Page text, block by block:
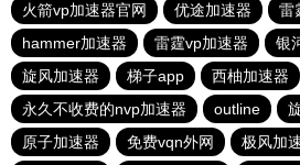
火箭vp加速器官网
优途加速器 雷
hammer加速器
雷霆vp加速器
银
旋风加速器
梯子app
西柚加速器
永久不收费的nvp加速器
outline
原子加速器
免费vqn外网 极风加